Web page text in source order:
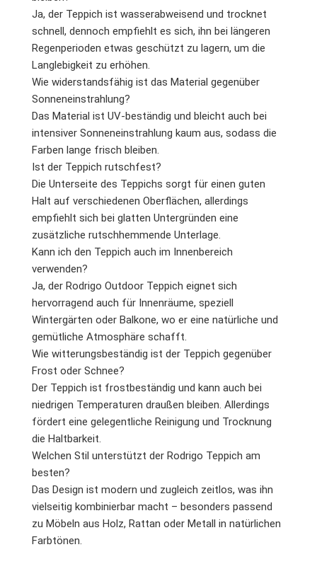
Ja, der Teppich ist wasserabweisend und trocknet
schnell, dennoch empfiehlt es sich, ihn bei längeren
Regenperioden etwas geschützt zu lagern, um die
Langlebigkeit zu erhöhen.
Wie widerstandsfähig ist das Material gegenüber
Sonneneinstrahlung?
Das Material ist UV-beständig und bleicht auch bei
intensiver Sonneneinstrahlung kaum aus, sodass die
Farben lange frisch bleiben.
Ist der Teppich rutschfest?
Die Unterseite des Teppichs sorgt für einen guten
Halt auf verschiedenen Oberflächen, allerdings
empfiehlt sich bei glatten Untergründen eine
zusätzliche rutschhemmende Unterlage.
Kann ich den Teppich auch im Innenbereich
verwenden?
Ja, der Rodrigo Outdoor Teppich eignet sich
hervorragend auch für Innenräume, speziell
Wintergärten oder Balkone, wo er eine natürliche und
gemütliche Atmosphäre schafft.
Wie witterungsbeständig ist der Teppich gegenüber
Frost oder Schnee?
Der Teppich ist frostbeständig und kann auch bei
niedrigen Temperaturen draußen bleiben. Allerdings
fördert eine gelegentliche Reinigung und Trocknung
die Haltbarkeit.
Welchen Stil unterstützt der Rodrigo Teppich am
besten?
Das Design ist modern und zugleich zeitlos, was ihn
vielseitig kombinierbar macht – besonders passend
zu Möbeln aus Holz, Rattan oder Metall in natürlichen
Farbtönen.